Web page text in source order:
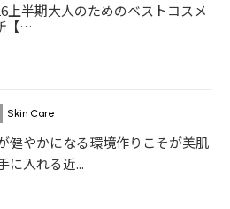
上半期大人のためのベストコスメ
【…
Skin Care
健やかになる環境作りこそが美肌
に入れる近...